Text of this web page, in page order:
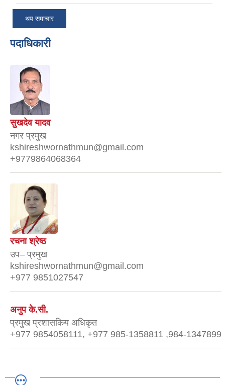
थप समाचार
पदाधिकारी
सुखदेव यादव
नगर प्रमुख
kshireshwornathmun@gmail.com
+9779864068364
रचना श्रेष्ठ
उप– प्रमुख
kshireshwornathmun@gmail.com
+977 9851027547
अनुप के.सी.
प्रमुख प्रशासकिय अधिकृत
+977 9854058111, +977 985-1358811 ,984-1347899